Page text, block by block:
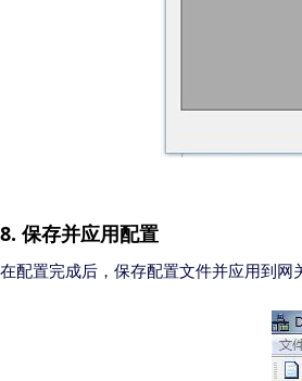
8. 保存并应用配置
在配置完成后，保存配置文件并应用到